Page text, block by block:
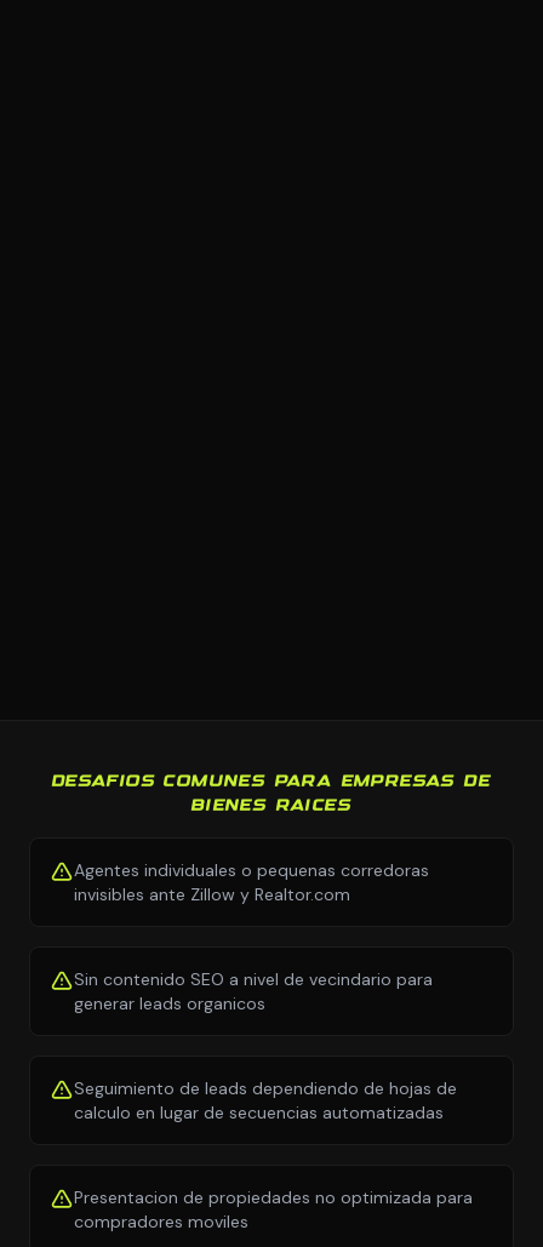
DESAFIOS COMUNES PARA EMPRESAS DE
BIENES RAICES
Agentes individuales o pequenas corredoras
invisibles ante Zillow y Realtor.com
Sin contenido SEO a nivel de vecindario para
generar leads organicos
Seguimiento de leads dependiendo de hojas de
calculo en lugar de secuencias automatizadas
Presentacion de propiedades no optimizada para
compradores moviles